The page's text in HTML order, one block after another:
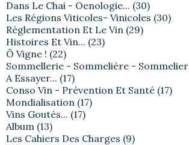
Dans Le Chai - Oenologie... (30)
Les Régions Viticoles- Vinicoles (30)
Règlementation Et Le Vin (29)
Histoires Et Vin... (23)
Ô Vigne ! (22)
Sommellerie - Sommelière - Sommelier
A Essayer... (17)
Conso Vin - Prévention Et Santé (17)
Mondialisation (17)
Vins Goutés... (17)
Album (13)
Les Cahiers Des Charges (9)